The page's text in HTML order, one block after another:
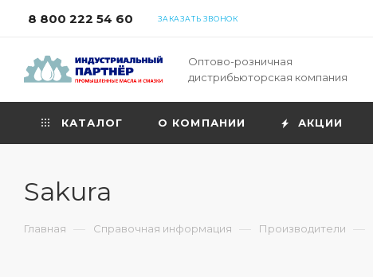
8 800 222 54 60 ЗАКАЗАТЬ ЗВОНОК
Оптово-розничная
дистрибьюторская компания
КАТАЛОГ О КОМПАНИИ АКЦИИ
Sakura
Главная — Справочная информация — Производители —